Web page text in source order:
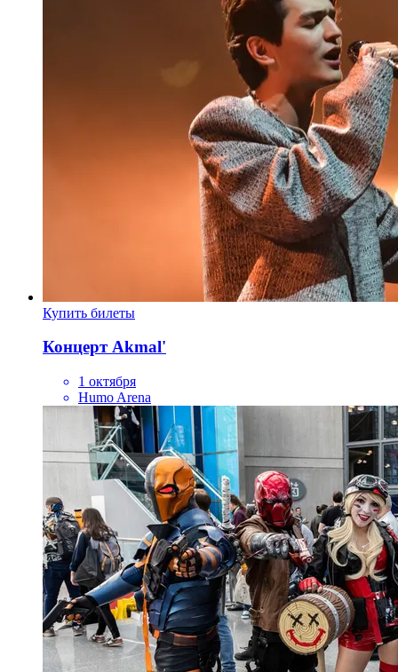
Купить билеты
Концерт Akmal'
1 октября
Humo Arena